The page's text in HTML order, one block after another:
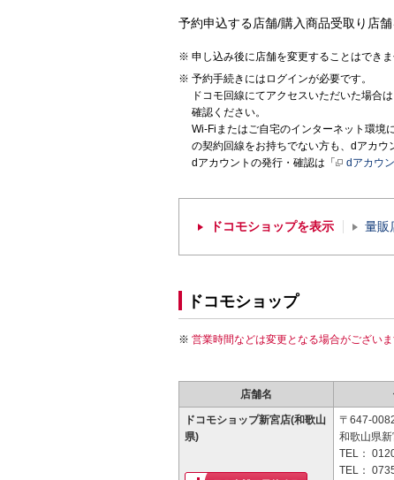
予約申込する店舗/購入商品受取り店舗
申し込み後に店舗を変更することはできま
予約手続きにはログインが必要です。
ドコモ回線にてアクセスいただいた場合
確認ください。
Wi-Fiまたはご自宅のインターネット環境
の契約回線をお持ちでない方も、dアカウ
dアカウントの発行・確認は「
dアカウ
ドコモショップを表示 量販
ドコモショップ
営業時間などは変更となる場合がござい
店舗名
ドコモショップ新宮店(和歌山
県)
〒647-
和歌山県
TEL：
TEL：